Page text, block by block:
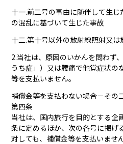
十一.前二号の事由に随伴して生
の混乱に基づいて生じた事故
十二.第十号以外の放射線照射又は
2.当社は、原因のいかんを問わず
うち症」）又は腰痛で他覚症状の
等を支払いません。
補償金等を支払わない場合－その
第四条
当社は、国内旅行を目的とする企
条に定めるほか、次の各号に掲げ
対しても、補償金等を支払いません